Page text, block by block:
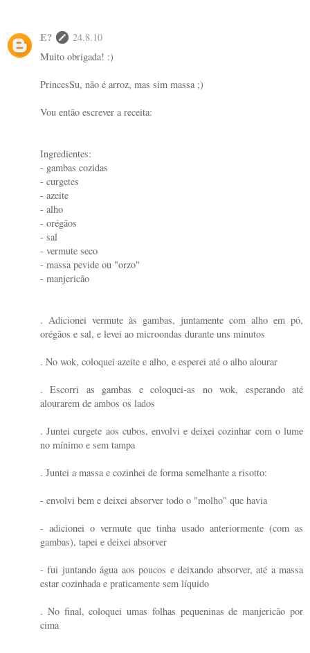
E?
24.8.10
Muito obrigada! :)
PrincesSu, não é arroz, mas sim massa ;)
Vou então escrever a receita:
Ingredientes:
- gambas cozidas
- curgetes
- azeite
- alho
- orégãos
- sal
- vermute seco
- massa pevide ou "orzo"
- manjericão
. Adicionei vermute às gambas, juntamente com alho em pó,
orégãos e sal, e levei ao microondas durante uns minutos
. No wok, coloquei azeite e alho, e esperei até o alho alourar
. Escorri as gambas e coloquei-as no wok, esperando até
alourarem de ambos os lados
. Juntei curgete aos cubos, envolvi e deixei cozinhar com o lume
no mínimo e sem tampa
. Juntei a massa e cozinhei de forma semelhante a risotto:
- envolvi bem e deixei absorver todo o "molho" que havia
- adicionei o vermute que tinha usado anteriormente (com as
gambas), tapei e deixei absorver
- fui juntando água aos poucos e deixando absorver, até a massa
estar cozinhada e praticamente sem líquido
. No final, coloquei umas folhas pequeninas de manjericão por
cima